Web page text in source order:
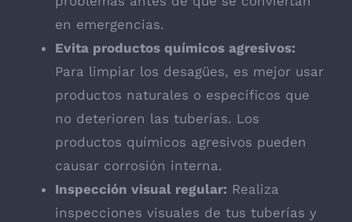
en emergencias.
Evita productos químicos agresivos:
Para limpiar los desagües, es mejor usar
productos naturales o específicos que
no deterioren las tuberías. Los
productos químicos agresivos pueden
causar corrosión interna.
Inspección visual regular: Realiza
inspecciones visuales de tus tuberías y